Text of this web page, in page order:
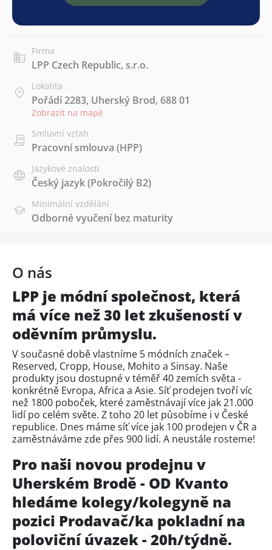
Firma
LPP Czech Republic, s.r.o.
Lokalita
Pořádí 2283, Uherský Brod, 688 01
Zobrazit na mapě
Smluvní vztah
Pracovní smlouva (HPP)
Jazykové znalosti
Český jazyk(Pokročilý B2)
Minimální vzdělání
Odborné vyučení bez maturity
O nás
LPP je módní společnost, která
má více než 30 let zkušeností v
oděvním průmyslu.
V současné době vlastníme 5 módních značek –
Reserved, Cropp, House, Mohito a Sinsay. Naše
produkty jsou dostupné v téměř 40 zemích světa -
konkrétně Evropa, Africa a Asie. Síť prodejen tvoří víc
než 1800 poboček, které zaměstnávají více jak 21.000
lidí po celém světe. Z toho 20 let působíme i v České
republice. Dnes máme síť více jak 100 prodejen v ČR a
zaměstnáváme zde přes 900 lidí. A neustále rosteme!
Pro naši novou prodejnu v
Uherském Brodě - OD Kvanto
hledáme kolegy/kolegyně na
pozici Prodavač/ka pokladní na
poloviční úvazek - 20h/týdně.